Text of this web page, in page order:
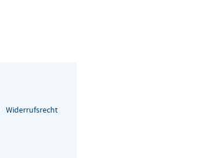
Widerrufsrecht